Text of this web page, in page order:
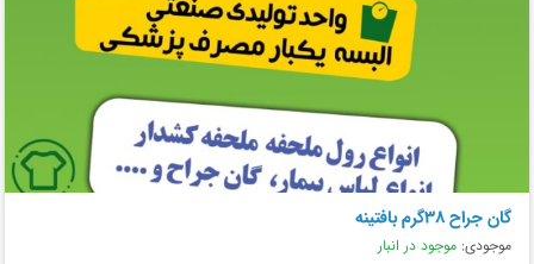
گان جراح ۳۸گرم بافتینه
موجودی: موجود در انبار